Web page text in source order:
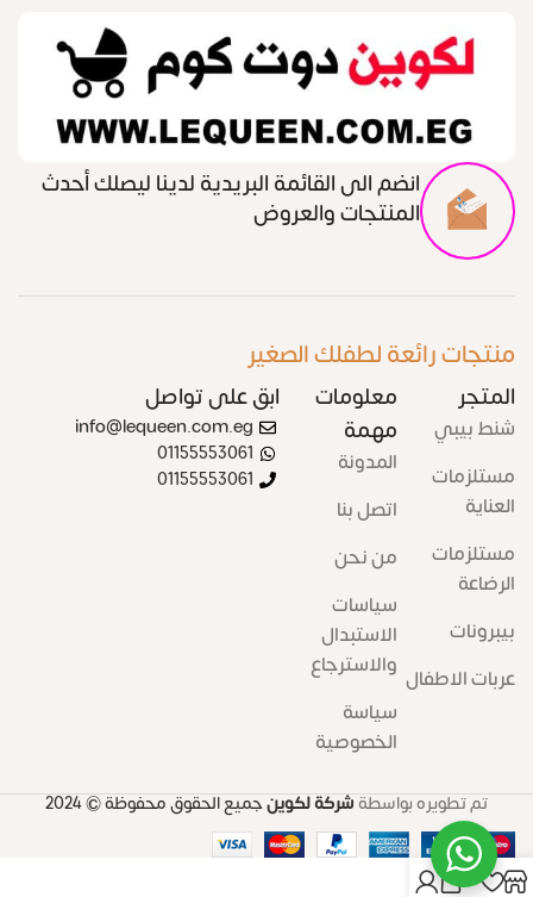
انضم الى القائمة البريدية لدينا ليصلك أحدث
المنتجات والعروض
منتجات رائعة لطفلك الصغير
المتجر
شنط بيبي
مستلزمات
العناية
مستلزمات
الرضاعة
بيبرونات
عربات الاطفال
معلومات
مهمة
المدونة
اتصل بنا
من نحن
سياسات
الاستبدال
والاسترجاع
سياسة
الخصوصية
ابق على تواصل
info@lequeen.com.eg
01155553061
01155553061
تم تطويره بواسطةشركة لكوينجميع الحقوق محفوظة© 2024
0